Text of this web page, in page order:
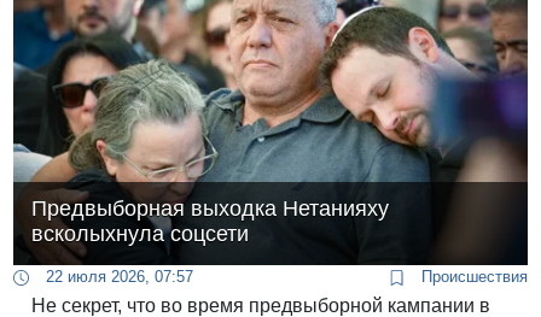
Предвыборная выходка Нетанияху
всколыхнула соцсети
22 июля 2026, 07:57 Происшествия
Не секрет, что во время предвыборной кампании в